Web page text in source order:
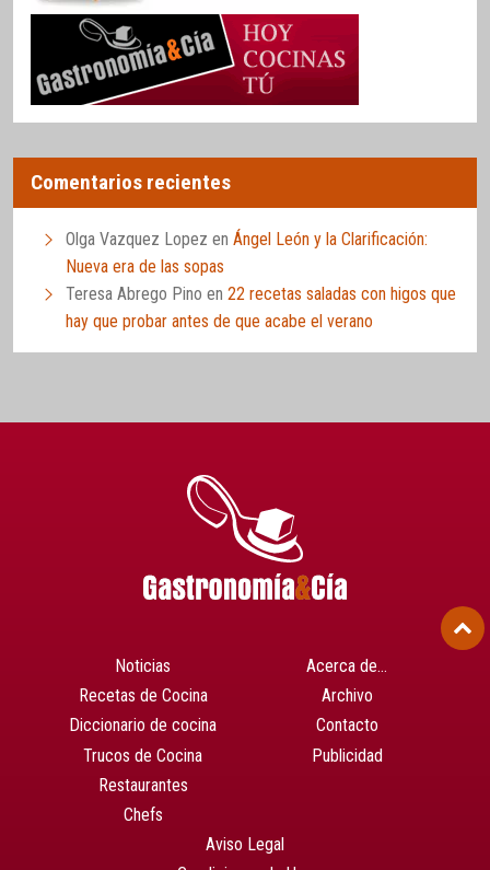
Comentarios recientes
Olga Vazquez Lopez en Ángel León y la Clarificación:
Nueva era de las sopas
Teresa Abrego Pino en 22 recetas saladas con higos que
hay que probar antes de que acabe el verano
Noticias
Recetas de Cocina
Diccionario de cocina
Trucos de Cocina
Restaurantes
Chefs
Acerca de…
Archivo
Contacto
Publicidad
Aviso Legal